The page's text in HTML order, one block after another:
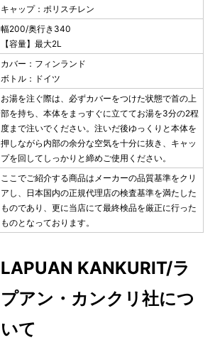
キャップ：ポリスチレン
幅200/奥行き340
【容量】最大2L
カバー：フィンランド
ボトル：ドイツ
お湯を注ぐ際は、必ずカバーをつけた状態で首の上
部を持ち、本体をまっすぐに立ててお湯を3分の2程
度まで注いでください。注いだ後ゆっくりと本体を
押しながら内部の余分な空気を十分に抜き、キャッ
プを回してしっかりと締めご使用ください。
ここでご紹介する商品はメーカーの品質基準をクリ
アし、日本国内の正規代理店の検査基準を満たした
ものであり、更に当店にて最終検品を厳正に行った
ものとなっております。
LAPUAN KANKURIT/ラ
プアン・カンクリ社につ
いて